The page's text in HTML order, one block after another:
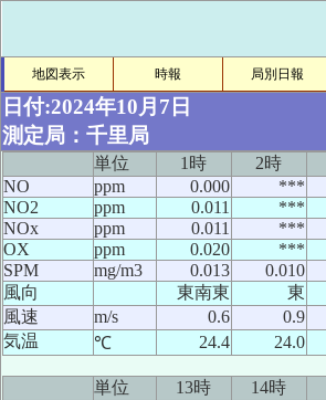
地図表示 時報 局別日報
日付:2024年10月7日
測定局：千里局
単位 1時 2時
NO
ppm 0.000 ***
NO2
ppm 0.011 ***
NOx
ppm 0.011 ***
OX
ppm 0.020 ***
SPM
mg/m3 0.013 0.010
風向
東南東 東
風速
m/s 0.6 0.9
気温
℃ 24.4 24.0
単位 13時 14時